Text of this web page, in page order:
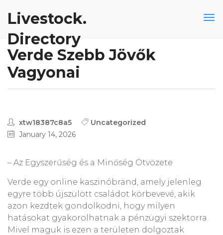
Livestock.
Directory
Verde Szebb Jövők
Vagyonai
xtw18387c8a5
Uncategorized
January 14, 2026
– Az Egyszerűség és a Minőség Ötvözete
Verde egy online kaszinóbränd, amely jelenleg
egyre több újszülött családot körbevevé, akik
azon kezdtek gondolkodni, hogy milyen
hatásokat gyakorolhatnak a pénzügyi szektorra.
Mivel maguk is ezen a területen dolgoztak